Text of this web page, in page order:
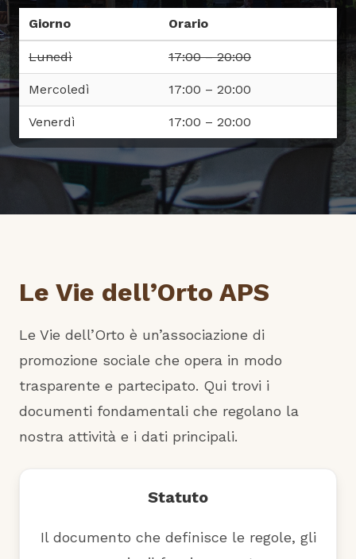
Giorno Orario
Lunedì 17:00 – 20:00
Mercoledì 17:00 – 20:00
Venerdì 17:00 – 20:00
Le Vie dell’Orto APS
Le Vie dell’Orto è un’associazione di
promozione sociale che opera in modo
trasparente e partecipato. Qui trovi i
documenti fondamentali che regolano la
nostra attività e i dati principali.
Statuto
Il documento che definisce le regole, gli